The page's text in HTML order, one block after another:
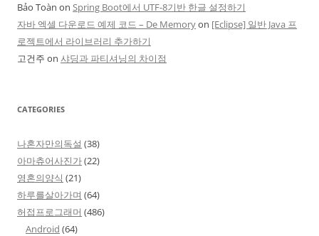
Bảo Toàn on Spring Boot에서 UTF-8기반 한글 설정하기
자바 엑셀 다운로드 예제 코드 – De Memoryon [Eclipse] 일반 Java 프
로젝트에서 라이브러리 추가하기
고건주 on 샤딩과 파티셔닝의 차이점
CATEGORIES
나혼자만의독설 (38)
아마츄어사진가(22)
영혼의양식 (21)
하루를살아가며 (64)
허접프로그래머 (486)
Android (64)